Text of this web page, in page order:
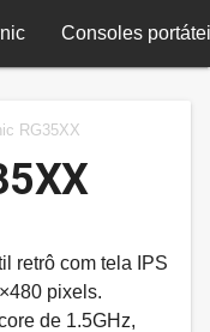
Consoles
RG35XX
retrô com tela IPS
pixels.
de 1.5GHz,